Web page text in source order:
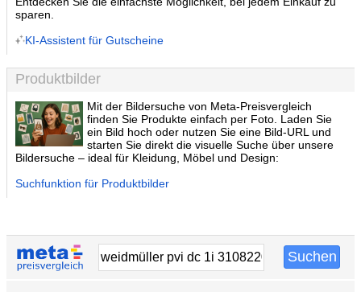
sparen.
KI-Assistent für Gutscheine
Produktbilder
Mit der Bildersuche von Meta-Preisvergleich
finden Sie Produkte einfach per Foto. Laden Sie
ein Bild hoch oder nutzen Sie eine Bild-URL und
starten Sie direkt die visuelle Suche über unsere
Bildersuche – ideal für Kleidung, Möbel und Design:
Suchfunktion für Produktbilder